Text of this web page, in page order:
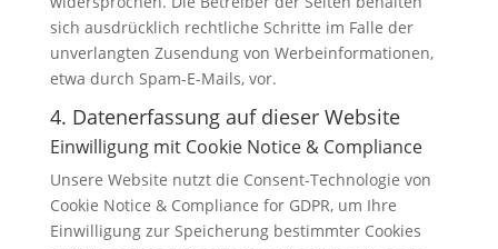
sich ausdrücklich rechtliche Schritte im Falle der
unverlangten Zusendung von Werbeinformationen,
etwa durch Spam-E-Mails, vor.
4. Datenerfassung auf dieser Website
Einwilligung mit Cookie Notice & Compliance
Unsere Website nutzt die Consent-Technologie von
Cookie Notice & Compliance for GDPR, um Ihre
Einwilligung zur Speicherung bestimmter Cookies